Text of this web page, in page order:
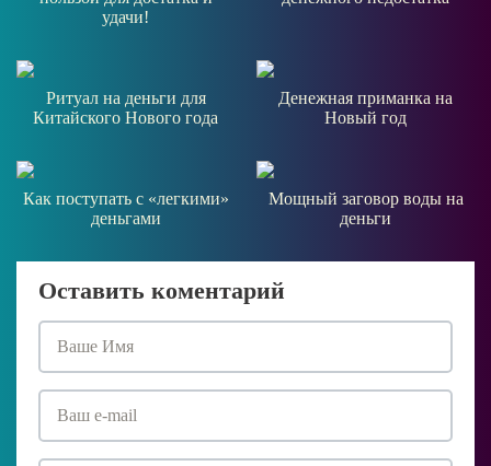
удачи!
Ритуал на деньги для
Китайского Нового года
Денежная приманка на
Новый год
Как поступать с «легкими»
деньгами
Мощный заговор воды на
деньги
Оставить коментарий